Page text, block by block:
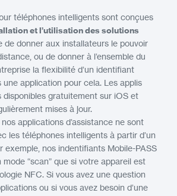
téléphones intelligents sont conçues
et l’utilisation des solutions
de donner aux installateurs le pouvoir
ou de donner à l’ensemble du
la flexibilité d’un identifiant
une application pour cela. Les applis
disponibles gratuitement sur iOS et
mises à jour.
applications d’assistance ne sont
les téléphones intelligents à partir d’un
exemple, nos indentifiants Mobile-PASS
“scan” que si votre appareil est
NFC. Si vous avez une question
ou si vous avez besoin d’une